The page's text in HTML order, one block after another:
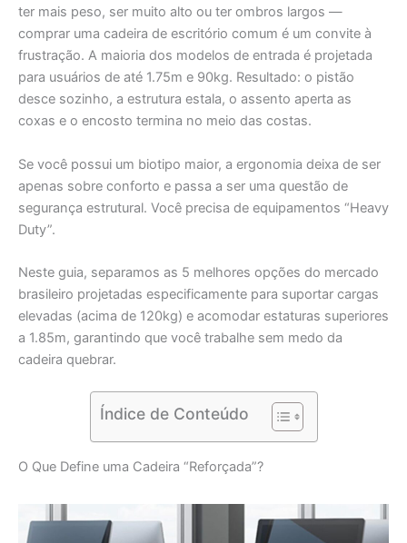
ter mais peso, ser muito alto ou ter ombros largos —
comprar uma cadeira de escritório comum é um convite à
frustração. A maioria dos modelos de entrada é projetada
para usuários de até 1.75m e 90kg. Resultado: o pistão
desce sozinho, a estrutura estala, o assento aperta as
coxas e o encosto termina no meio das costas.
Se você possui um biotipo maior, a ergonomia deixa de ser
apenas sobre conforto e passa a ser uma questão de
segurança estrutural. Você precisa de equipamentos “Heavy
Duty”.
Neste guia, separamos as 5 melhores opções do mercado
brasileiro projetadas especificamente para suportar cargas
elevadas (acima de 120kg) e acomodar estaturas superiores
a 1.85m, garantindo que você trabalhe sem medo da
cadeira quebrar.
Índice de Conteúdo
O Que Define uma Cadeira “Reforçada”?